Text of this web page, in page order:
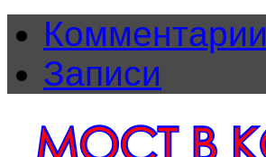
Комментарии
Записи